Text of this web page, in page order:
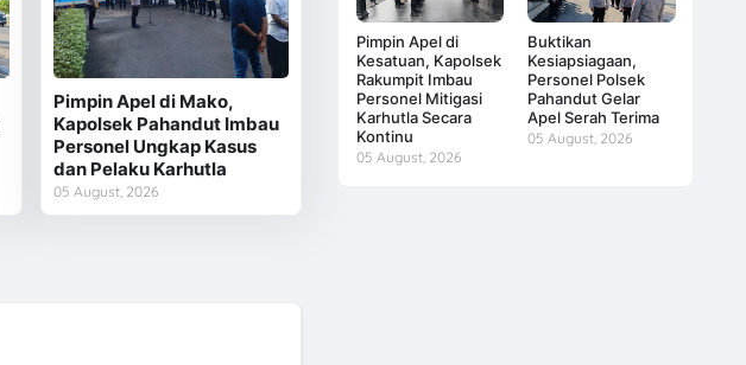
Pimpin Apel di Mako,
Kapolsek Pahandut Imbau
Personel Ungkap Kasus
dan Pelaku Karhutla
05 August, 2026
Pimpin Apel di
Kesatuan, Kapolsek
Rakumpit Imbau
Personel Mitigasi
Karhutla Secara
Kontinu
05 August, 2026
Buktikan
Kesiapsiagaan,
Personel Polsek
Pahandut Gelar
Apel Serah Terima
05 August, 2026